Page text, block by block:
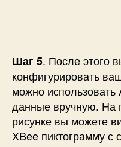
Шаг 5. После этого
конфигурировать
можно
данные вручную. На
рисунке вы можете
XBee пиктограмму с